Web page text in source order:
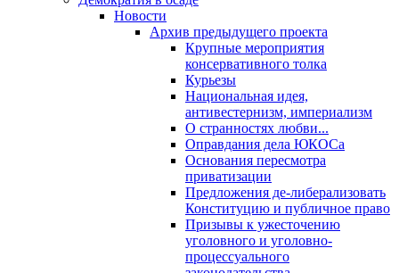
Новости
Архив предыдущего проекта
Крупные мероприятия
консервативного толка
Курьезы
Национальная идея,
антивестернизм, империализм
О странностях любви...
Оправдания дела ЮКОСа
Основания пересмотра
приватизации
Предложения де-либерализовать
Конституцию и публичное право
Призывы к ужесточению
уголовного и уголовно-
процессуального